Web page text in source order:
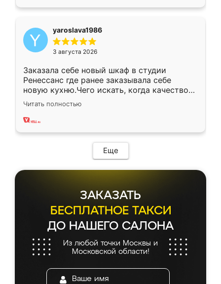
yaroslava1986
3 августа 2026
Заказала себе новый шкаф в студии
Ренессанс где ранее заказывала себе
новую кухню.Чего искать, когда качеством
вполне довольна. Служит кухня уже почти
два года, нареканий нет.
Читать полностью
Еще
ЗАКАЗАТЬ
БЕСПЛАТНОЕ ТАКСИ
ДО НАШЕГО САЛОНА
Из любой точки Москвы и
Московской области!